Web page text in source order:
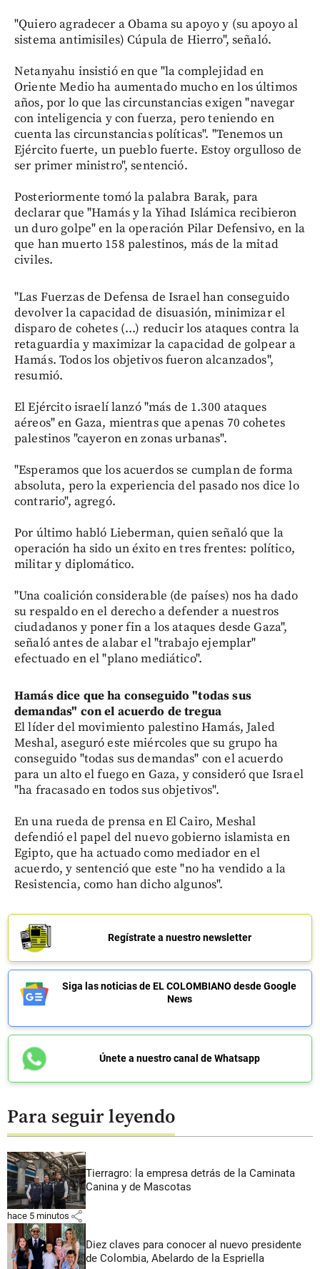
"Quiero agradecer a Obama su apoyo y (su apoyo al
sistema antimisiles) Cúpula de Hierro", señaló.
Netanyahu insistió en que "la complejidad en
Oriente Medio ha aumentado mucho en los últimos
años, por lo que las circunstancias exigen "navegar
con inteligencia y con fuerza, pero teniendo en
cuenta las circunstancias políticas". "Tenemos un
Ejército fuerte, un pueblo fuerte. Estoy orgulloso de
ser primer ministro", sentenció.
Posteriormente tomó la palabra Barak, para
declarar que "Hamás y la Yihad Islámica recibieron
un duro golpe" en la operación Pilar Defensivo, en la
que han muerto 158 palestinos, más de la mitad
civiles.
"Las Fuerzas de Defensa de Israel han conseguido
devolver la capacidad de disuasión, minimizar el
disparo de cohetes (...) reducir los ataques contra la
retaguardia y maximizar la capacidad de golpear a
Hamás. Todos los objetivos fueron alcanzados",
resumió.
El Ejército israelí lanzó "más de 1.300 ataques
aéreos" en Gaza, mientras que apenas 70 cohetes
palestinos "cayeron en zonas urbanas".
"Esperamos que los acuerdos se cumplan de forma
absoluta, pero la experiencia del pasado nos dice lo
contrario", agregó.
Por último habló Lieberman, quien señaló que la
operación ha sido un éxito en tres frentes: político,
militar y diplomático.
"Una coalición considerable (de países) nos ha dado
su respaldo en el derecho a defender a nuestros
ciudadanos y poner fin a los ataques desde Gaza",
señaló antes de alabar el "trabajo ejemplar"
efectuado en el "plano mediático".
Hamás dice que ha conseguido "todas sus
demandas" con el acuerdo de tregua
El líder del movimiento palestino Hamás, Jaled
Meshal, aseguró este miércoles que su grupo ha
conseguido "todas sus demandas" con el acuerdo
para un alto el fuego en Gaza, y consideró que Israel
"ha fracasado en todos sus objetivos".
En una rueda de prensa en El Cairo, Meshal
defendió el papel del nuevo gobierno islamista en
Egipto, que ha actuado como mediador en el
acuerdo, y sentenció que este "no ha vendido a la
Resistencia, como han dicho algunos".
Regístrate a nuestro newsletter
Siga las noticias de EL COLOMBIANO desde Google
News
Únete a nuestro canal de Whatsapp
Para seguir leyendo
Tierragro: la empresa detrás de la Caminata
Canina y de Mascotas
hace 5 minutos share
Diez claves para conocer al nuevo presidente
de Colombia, Abelardo de la Espriella